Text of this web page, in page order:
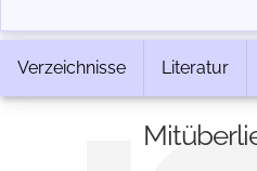
Verzeichnisse Literatur